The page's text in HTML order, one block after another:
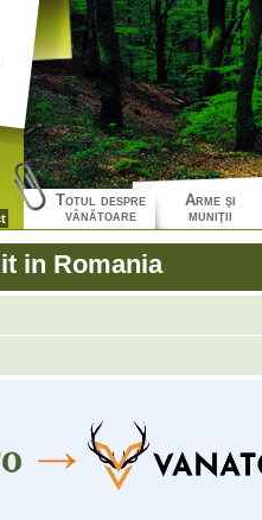
Totul despre
vânătoare
Arme şi
muniţii
in Romania